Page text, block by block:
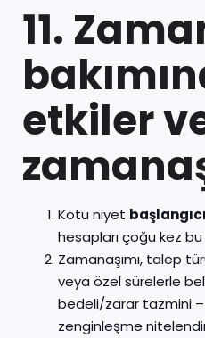
11.
etkiler
Kötü niyet başlangıcı
hesapları çoğu kez
Zamanaşımı, talep
veya özel sürelerle
bedeli/zarar tazmini –
zenginleşme